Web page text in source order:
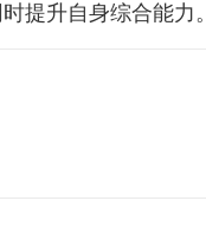
提升自身综合能力。